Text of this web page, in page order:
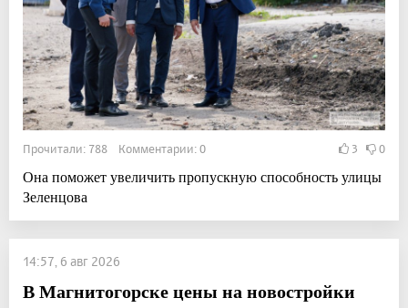
Прочитали: 788 Комментарии: 0 3 0
Она поможет увеличить пропускную способность улицы
Зеленцова
14:57, 6 авг 2026
В Магнитогорске цены на новостройки